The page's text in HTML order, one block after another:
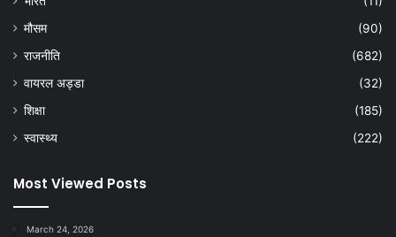
मौसम
(90)
राजनीति
(682)
वायरल अड्डा
(32)
शिक्षा
(185)
स्वास्थ्य
(222)
Most Viewed Posts
March 24, 2026